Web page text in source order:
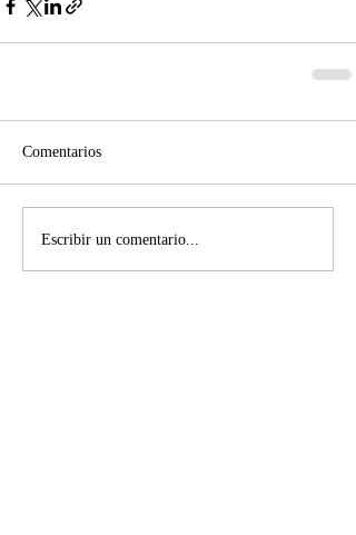
Comentarios
Escribir un comentario...